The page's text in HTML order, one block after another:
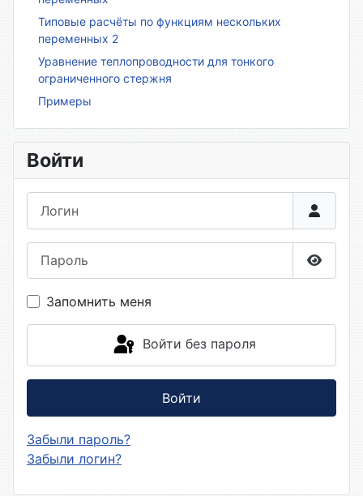
Типовые расчёты по функциям нескольких
переменных 2
Уравнение теплопроводности для тонкого
ограниченного стержня
Примеры
Войти
Запомнить меня
Войти без пароля
Войти
Забыли пароль?
Забыли логин?